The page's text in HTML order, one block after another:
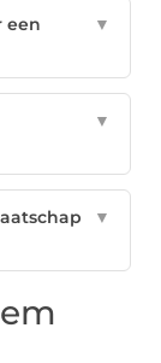
een
▼
▼
▼